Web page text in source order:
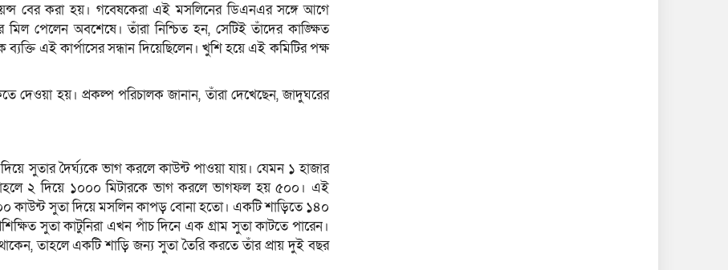
বের করা হয়। গবেষকেরা এই মসলিনের ডিএনএর সঙ্গে আগে
পেলেন অবশেষে। তাঁরা নিশ্চিত হন, সেটিই তাঁদের কাঙ্ক্ষিত
এই কার্পাসের সন্ধান দিয়েছিলেন। খুশি হয়ে এই কমিটির পক্ষ
হয়। প্রকল্প পরিচালক জানান, তাঁরা দেখেছেন, জাদুঘরের
সুতার দৈর্ঘ্যকে ভাগ করলে কাউন্ট পাওয়া যায়। যেমন ১ হাজার
২ দিয়ে ১০০০ মিটারকে ভাগ করলে ভাগফল হয় ৫০০। এই
কাউন্ট সুতা দিয়ে মসলিন কাপড় বোনা হতো। একটি শাড়িতে ১৪০
সুতা কাটুনিরা এখন পাঁচ দিনে এক গ্রাম সুতা কাটতে পারেন।
তাহলে একটি শাড়ি জন্য সুতা তৈরি করতে তাঁর প্রায় দুই বছর